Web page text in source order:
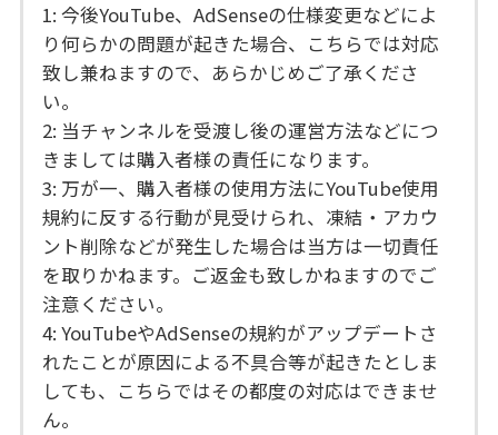
1: 今後YouTube、AdSenseの仕様変更などによ
り何らかの問題が起きた場合、こちらでは対応
致し兼ねますので、あらかじめご了承くださ
い。
2: 当チャンネルを受渡し後の運営方法などにつ
きましては購入者様の責任になります。
3: 万が一、購入者様の使用方法にYouTube使用
規約に反する行動が見受けられ、凍結・アカウ
ント削除などが発生した場合は当方は一切責任
を取りかねます。ご返金も致しかねますのでご
注意ください。
4: YouTubeやAdSenseの規約がアップデートさ
れたことが原因による不具合等が起きたとしま
しても、こちらではその都度の対応はできませ
ん。